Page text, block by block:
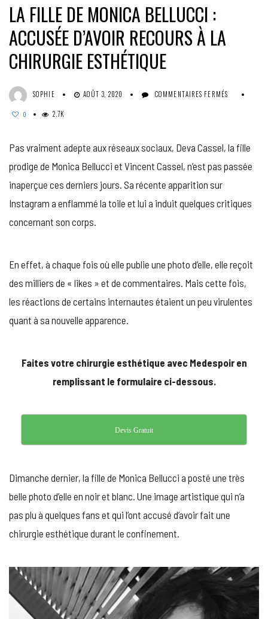
LA FILLE DE MONICA BELLUCCI :
ACCUSÉE D’AVOIR RECOURS À LA
CHIRURGIE ESTHÉTIQUE
SOPHIE AOÛT 3, 2020 COMMENTAIRES FERMÉS
BELLUCCI
RECOURS
À
0 2.7K
Pas vraiment adepte aux réseaux sociaux, Deva Cassel, la fille
prodige de Monica Bellucci et Vincent Cassel, n’est pas passée
inaperçue ces derniers jours. Sa récente apparition sur
Instagram a enflammé la toile et lui a induit quelques critiques
concernant son corps.
En effet, à chaque fois où elle publie une photo d’elle, elle reçoit
des milliers de « likes » et de commentaires. Mais cette fois,
les réactions de certains internautes étaient un peu virulentes
quant à sa nouvelle apparence.
Faites votre chirurgie esthétique avec Medespoir en
remplissant le formulaire ci-dessous.
Devis Gratuit
Dimanche dernier, la fille de Monica Bellucci a posté une très
belle photo d’elle en noir et blanc. Une image artistique qui n’a
pas plu à quelques fans et qui l’ont accusé d’avoir fait une
chirurgie esthétique durant le confinement.